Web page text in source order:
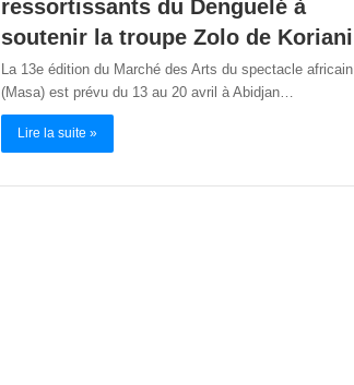
ressortissants du Denguelé à
soutenir la troupe Zolo de Koriani
La 13e édition du Marché des Arts du spectacle africain
(Masa) est prévu du 13 au 20 avril à Abidjan…
Lire la suite »